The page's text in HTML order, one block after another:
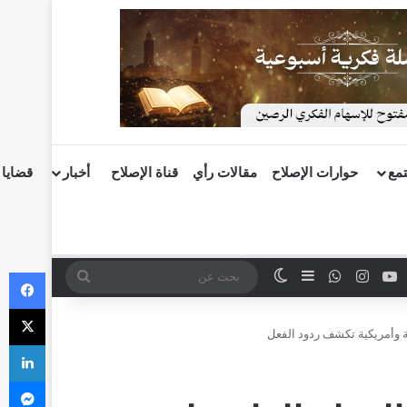
حوارات الإصلاح مقالات رأي قناة الإصلاح أخبار
‫YouTubeانستقرام
واتسابإضافة عمود جانبي
الوضع المظلم بحث
وأمريكية تكشف ردود الفعل
‫X